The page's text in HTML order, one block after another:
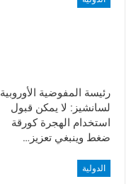
رئيسة المفوضية الأوروبية
لسانشيز: لا يمكن قبول
استخدام الهجرة كورقة
ضغط وينبغي تعزيز…
الدولية